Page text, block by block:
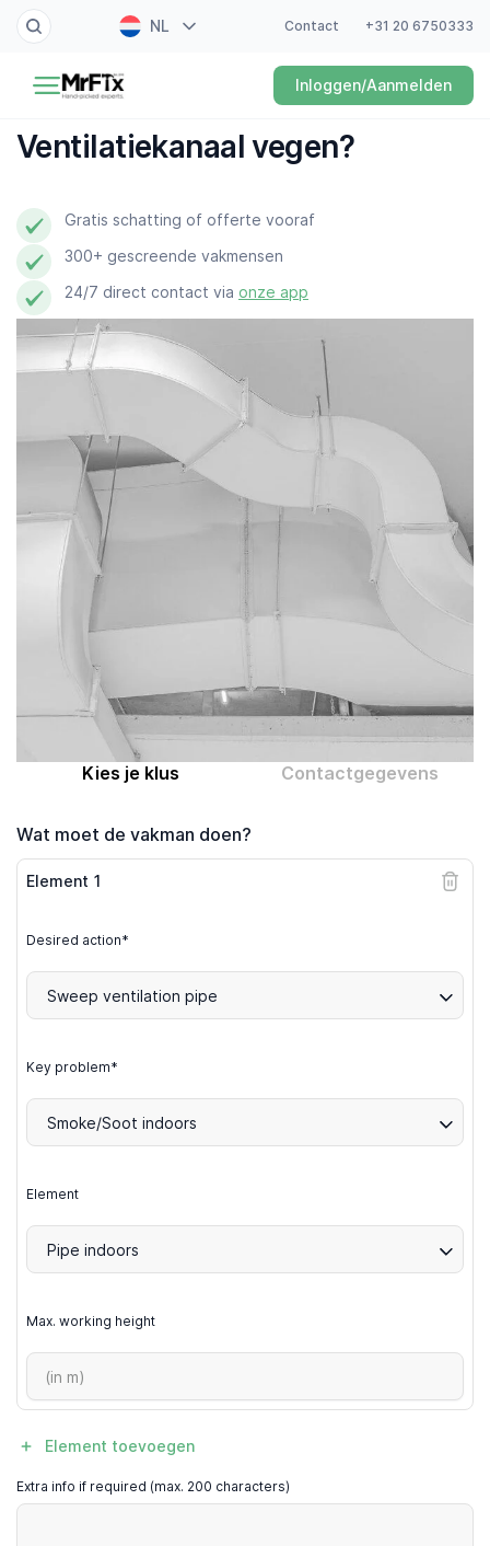
NL
ES
Contact +31 20 6750333
Inloggen/Aanmelden
Schilder
Elektricien
Loodgieter
Slotenmaker
Witgoedmonteur
Hovenier
Schoonmaker
Computer expert
Over MrFix
Log in als vakman
Ventilatiekanaal vegen?
Gratis schatting of offerte vooraf
300+ gescreende vakmensen
24/7 direct contact via onze app
Kies je klus Contactgegevens
Wat moet de vakman doen?
Element 1
Desired action*
Sweep ventilation pipe
Key problem*
Smoke/Soot indoors
Element
Pipe indoors
Max. working height
Element toevoegen
Extra info if required (max. 200 characters)